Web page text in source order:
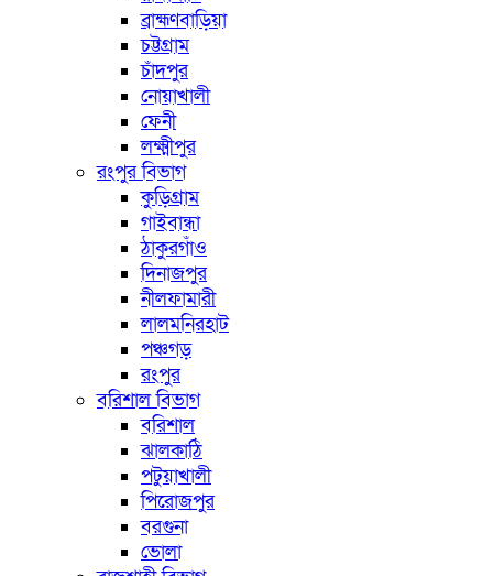
ব্রাহ্মণবাড়িয়া
চট্টগ্রাম
চাঁদপুর
নোয়াখালী
ফেনী
লক্ষ্মীপুর
রংপুর বিভাগ
কুড়িগ্রাম
গাইবান্ধা
ঠাকুরগাঁও
দিনাজপুর
নীলফামারী
লালমনিরহাট
পঞ্চগড়
রংপুর
বরিশাল বিভাগ
বরিশাল
ঝালকাঠি
পটুয়াখালী
পিরোজপুর
বরগুনা
ভোলা